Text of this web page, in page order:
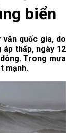
biển
quốc gia, do
thấp, ngày 12
Trong mưa
mạnh.